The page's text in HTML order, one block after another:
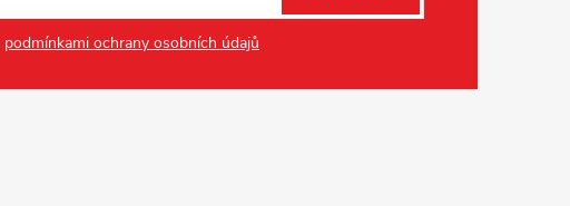
podmínkami ochrany osobních údajů